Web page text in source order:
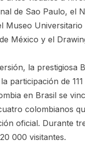
de Sao Paulo, el
Museo Universitario
México y el
la prestigiosa
participación de 111
en Brasil se
colombianos
oficial. Durante
000 visitantes.